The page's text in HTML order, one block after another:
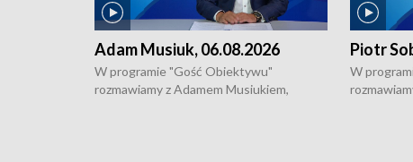
Adam Musiuk, 06.08.2026
W programie "Gość Obiektywu"
rozmawiamy z Adamem Musiukiem,
Piotr
W